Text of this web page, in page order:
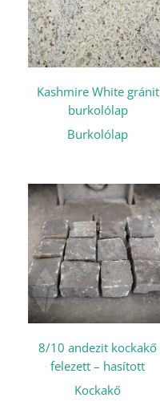
Kashmire White gránit
burkolólap
Burkolólap
8/10 andezit kockakő
felezett – hasított
Kockakő